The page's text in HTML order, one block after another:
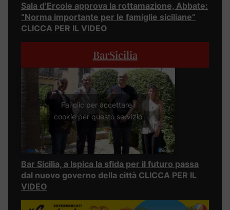
Sala d’Ercole approva la rottamazione, Abbate:
“Norma importante per le famiglie siciliane”
CLICCA PER IL VIDEO
BarSicilia
Fai clic per accettare i
cookie per questo servizio
Bar Sicilia, a Ispica la sfida per il futuro passa
dal nuovo governo della città CLICCA PER IL
VIDEO